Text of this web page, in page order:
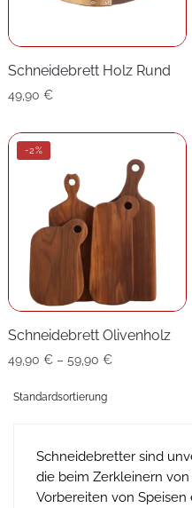
Schneidebrett Holz Rund
49,90 €
-2%
Schneidebrett Olivenholz
49,90 € – 59,90 €Preisspanne:
Schneidebretter sind
die beim Zerkleinern
Vorbereiten von